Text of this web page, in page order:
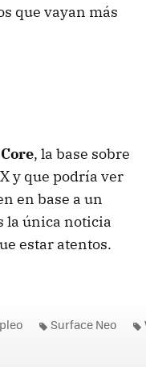
que vayan más
, la base sobre
y que podría ver
en base a un
la única noticia
estar atentos.
Surface Neo